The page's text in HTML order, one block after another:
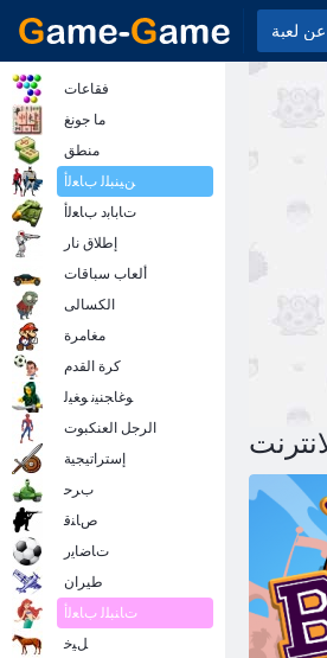
فقاعات
ما جونغ
منطق
ﻦﻴﻨﺒﻠﻟ ﺏﺎﻌﻟﺃ
ﺕﺎﺑﺎﺑﺩ ﺏﺎﻌﻟﺃ
إطلاق نار
ألعاب سباقات
الكسالى
مغامرة
كرة القدم
ﻮﻏﺎﺠﻨﻴﻧ ﻮﻐﻴﻟ
الرجل العنكبوت
إستراتيجية
ﺏﺮﺣ
ﺹﺎﻨﻗ
ﺕﺎﺿﺎﻳﺭ
طيران
ﺕﺎﻨﺒﻠﻟ ﺏﺎﻌﻟﺃ
ﻞﻴﺧ